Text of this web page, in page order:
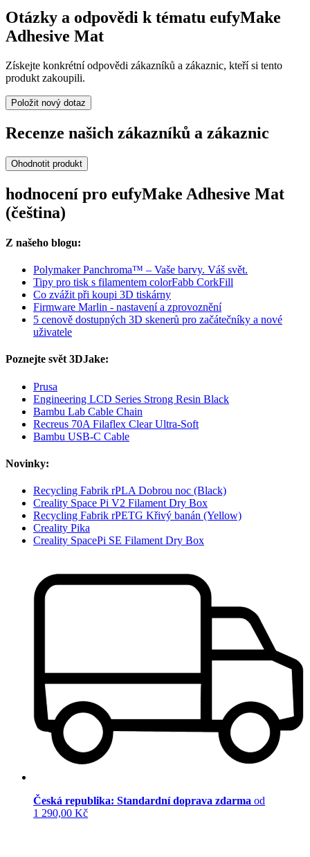
Otázky a odpovědi k tématu eufyMake
Adhesive Mat
Získejte konkrétní odpovědi zákazníků a zákaznic, kteří si tento
produkt zakoupili.
Položit nový dotaz
Recenze našich zákazníků a zákaznic
Ohodnotit produkt
hodnocení pro eufyMake Adhesive Mat
(čeština)
Z našeho blogu:
Polymaker Panchroma™ – Vaše barvy. Váš svět.
Tipy pro tisk s filamentem colorFabb CorkFill
Co zvážit při koupi 3D tiskárny
Firmware Marlin - nastavení a zprovoznění
5 cenově dostupných 3D skenerů pro začátečníky a nové
uživatele
Poznejte svět 3DJake:
Prusa
Engineering LCD Series Strong Resin Black
Bambu Lab Cable Chain
Recreus 70A Filaflex Clear Ultra-Soft
Bambu USB-C Cable
Novinky:
Recycling Fabrik rPLA Dobrou noc (Black)
Creality Space Pi V2 Filament Dry Box
Recycling Fabrik rPETG Křivý banán (Yellow)
Creality Pika
Creality SpacePi SE Filament Dry Box
Česká republika: Standardní doprava zdarma od
1 290,00 Kč